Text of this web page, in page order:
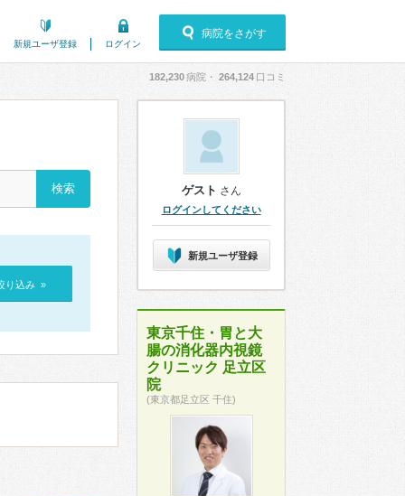
新規ユーザ登録 ログイン
病院をさがす
182,230病院・ 264,124 口コミ
り込み »
ゲスト さん
ログインしてください
新規ユーザ登録
東京千住・胃と大
腸の消化器内視鏡
クリニック 足立区
院
(東京都足立区 千住)